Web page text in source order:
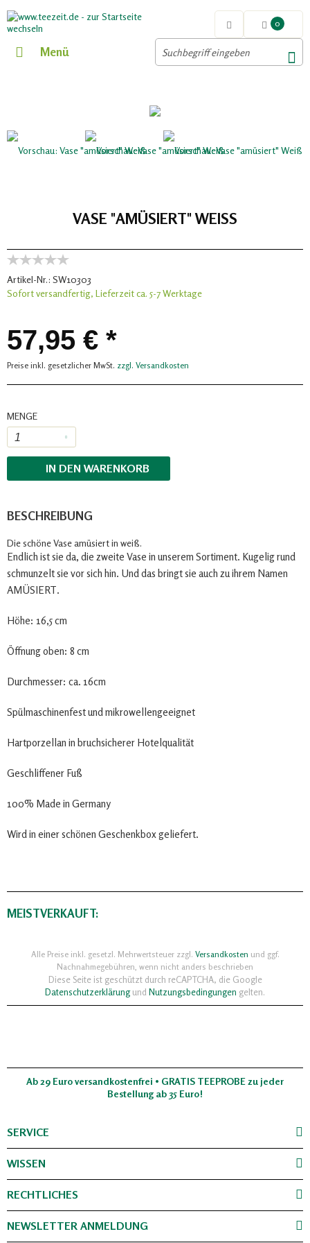
0
Menü
VASE "AMÜSIERT" WEISS
Artikel-Nr.: SW10303
Sofort versandfertig, Lieferzeit ca. 5-7 Werktage
57,95 € *
Preise inkl. gesetzlicher MwSt. zzgl. Versandkosten
MENGE
IN DEN WARENKORB
BESCHREIBUNG
Die schöne Vase amüsiert in weiß.
Endlich ist sie da, die zweite Vase in unserem Sortiment. Kugelig rund
schmunzelt sie vor sich hin. Und das bringt sie auch zu ihrem Namen
AMÜSIERT.
Höhe: 16,5 cm
Öffnung oben: 8 cm
Durchmesser: ca. 16cm
Spülmaschinenfest und mikrowellengeeignet
Hartporzellan in bruchsicherer Hotelqualität
Geschliffener Fuß
100% Made in Germany
Wird in einer schönen Geschenkbox geliefert.
MEISTVERKAUFT:
Alle Preise inkl. gesetzl. Mehrwertsteuer zzgl. Versandkosten und ggf.
Nachnahmegebühren, wenn nicht anders beschrieben
Diese Seite ist geschützt durch reCAPTCHA, die Google
Datenschutzerklärungund Nutzungsbedingungen gelten.
Ab 29 Euro versandkostenfrei • GRATIS TEEPROBE zu jeder
Bestellung ab 35 Euro!
SERVICE
WISSEN
RECHTLICHES
NEWSLETTER ANMELDUNG